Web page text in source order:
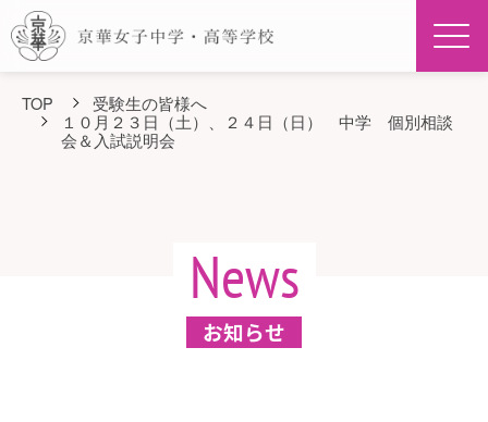
TOP
受験生の皆様へ
１０月２３日（土）、２４日（日） 中学 個別相談
会＆入試説明会
News
お知らせ